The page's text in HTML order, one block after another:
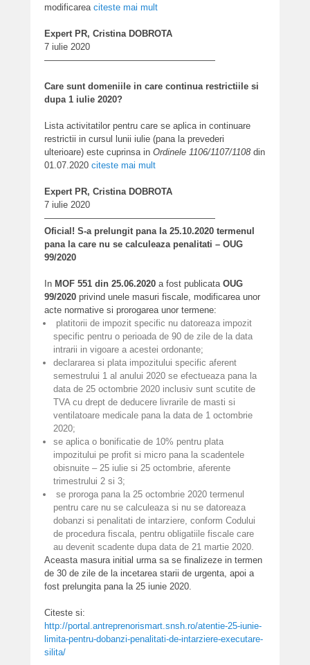
modificarea citeste mai mult
Expert PR, Cristina DOBROTA
7 iulie 2020
———————————————————
Care sunt domeniile in care continua restrictiile si
dupa 1 iulie 2020?
Lista activitatilor pentru care se aplica in continuare
restrictii in cursul lunii iulie (pana la prevederi
ulterioare) este cuprinsa in Ordinele 1106/1107/1108 din
01.07.2020 citeste mai mult
Expert PR, Cristina DOBROTA
7 iulie 2020
———————————————————
Oficial! S-a prelungit pana la 25.10.2020 termenul
pana la care nu se calculeaza penalitati – OUG
99/2020
In MOF 551 din 25.06.2020 a fost publicata OUG
99/2020 privind unele masuri fiscale, modificarea unor
acte normative si prorogarea unor termene:
platitorii de impozit specific nu datoreaza impozit
specific pentru o perioada de 90 de zile de la data
intrarii in vigoare a acestei ordonante;
declararea si plata impozitului specific aferent
semestrului 1 al anului 2020 se efectueaza pana la
data de 25 octombrie 2020 inclusiv sunt scutite de
TVA cu drept de deducere livrarile de masti si
ventilatoare medicale pana la data de 1 octombrie
2020;
se aplica o bonificatie de 10% pentru plata
impozitului pe profit si micro pana la scadentele
obisnuite – 25 iulie si 25 octombrie, aferente
trimestrului 2 si 3;
se proroga pana la 25 octombrie 2020 termenul
pentru care nu se calculeaza si nu se datoreaza
dobanzi si penalitati de intarziere, conform Codului
de procedura fiscala, pentru obligatiile fiscale care
au devenit scadente dupa data de 21 martie 2020.
Aceasta masura initial urma sa se finalizeze in termen
de 30 de zile de la incetarea starii de urgenta, apoi a
fost prelungita pana la 25 iunie 2020.
Citeste si:
http://portal.antreprenorismart.snsh.ro/atentie-25-iunie-
limita-pentru-dobanzi-penalitati-de-intarziere-executare-
silita/